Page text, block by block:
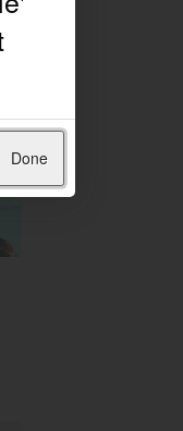
Done